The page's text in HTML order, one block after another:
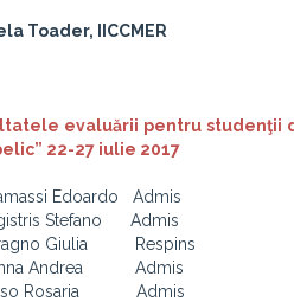
Toader, IICCMER
evaluării pentru studenţii
22-27 iulie 2017
Edoardo Admis
Stefano Admis
Giulia Respins
Andrea Admis
Rosaria Admis